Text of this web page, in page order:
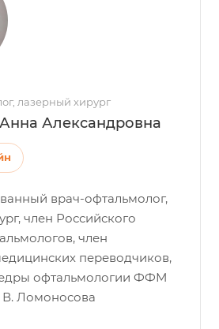
лазерный хирург
Александровна
врач-офтальмолог,
член Российского
член
переводчиков,
офтальмологии ФФМ
Ломоносова